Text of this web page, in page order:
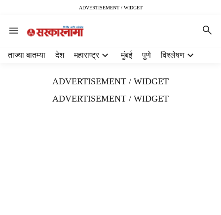
ADVERTISEMENT / WIDGET
ताज्या बातम्या देश महाराष्ट्र मुंबई पुणे विश्लेषण
ADVERTISEMENT / WIDGET
ADVERTISEMENT / WIDGET